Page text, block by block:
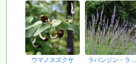
ウマノスズクサ ラバンジン・ラ…